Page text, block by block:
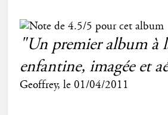
"Un premier album à
enfantine, imagée et
Geoffrey, le 01/04/2011